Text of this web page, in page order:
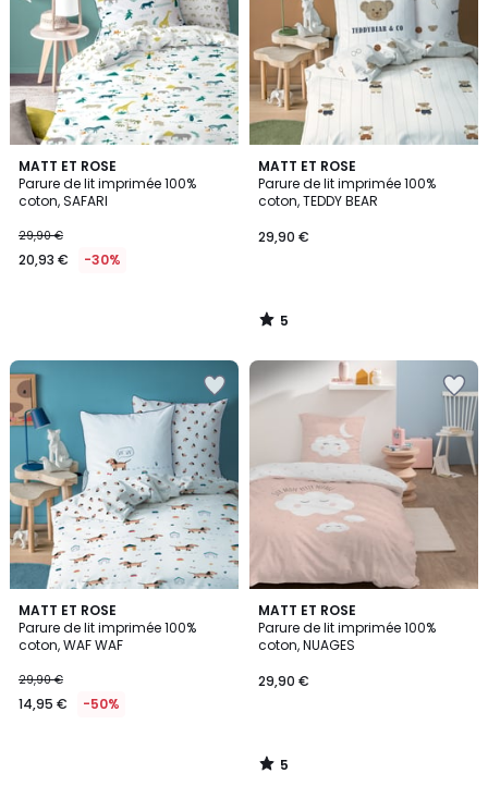
MATT ET ROSE
Parure de lit imprimée 100%
coton, SAFARI
29,90 €
20,93 € -30%
MATT ET ROSE
Parure de lit imprimée 100%
coton, TEDDY BEAR
29,90 €
5
/
5
5
/
MATT ET ROSE
Parure de lit imprimée 100%
coton, WAF WAF
29,90 €
14,95 € -50%
MATT ET ROSE
Parure de lit imprimée 100%
coton, NUAGES
29,90 €
5
/
5
5
/